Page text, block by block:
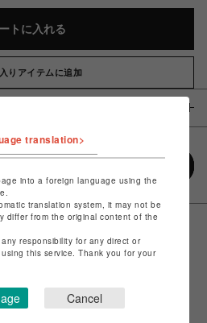
トに入れる
りアイテムに追加
translation>
into a foreign language using the
translation system, it may not be
differ from the original content of the
responsibility for any direct or
this service. Thank you for your
Cancel